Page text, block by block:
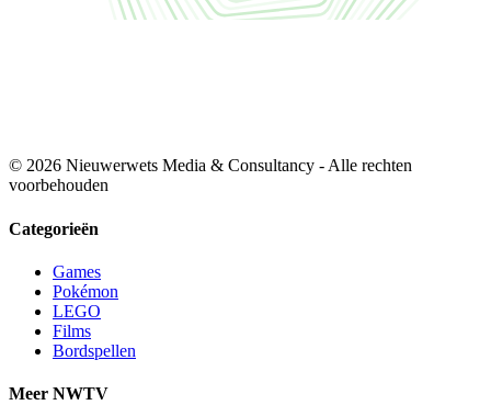
© 2026 Nieuwerwets Media & Consultancy - Alle rechten
voorbehouden
Categorieën
Games
Pokémon
LEGO
Films
Bordspellen
Meer NWTV